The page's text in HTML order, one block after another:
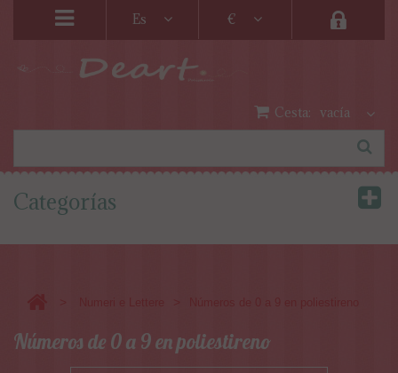
Es €
Cesta: vacía
Categorías
Números de 0 a 9 en poliestireno